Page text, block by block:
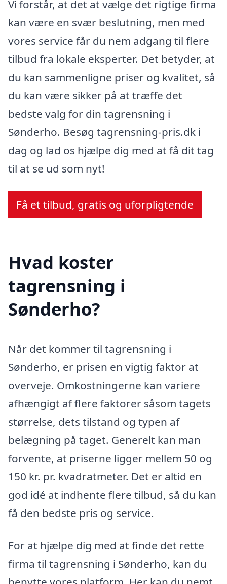
Vi forstår, at det at vælge det rigtige firma
kan være en svær beslutning, men med
vores service får du nem adgang til flere
tilbud fra lokale eksperter. Det betyder, at
du kan sammenligne priser og kvalitet, så
du kan være sikker på at træffe det
bedste valg for din tagrensning i
Sønderho. Besøg tagrensning-pris.dk i
dag og lad os hjælpe dig med at få dit tag
til at se ud som nyt!
Få et tilbud, gratis og uforpligtende
Hvad koster
tagrensning i
Sønderho?
Når det kommer til tagrensning i
Sønderho, er prisen en vigtig faktor at
overveje. Omkostningerne kan variere
afhængigt af flere faktorer såsom tagets
størrelse, dets tilstand og typen af
belægning på taget. Generelt kan man
forvente, at priserne ligger mellem 50 og
150 kr. pr. kvadratmeter. Det er altid en
god idé at indhente flere tilbud, så du kan
få den bedste pris og service.
For at hjælpe dig med at finde det rette
firma til tagrensning i Sønderho, kan du